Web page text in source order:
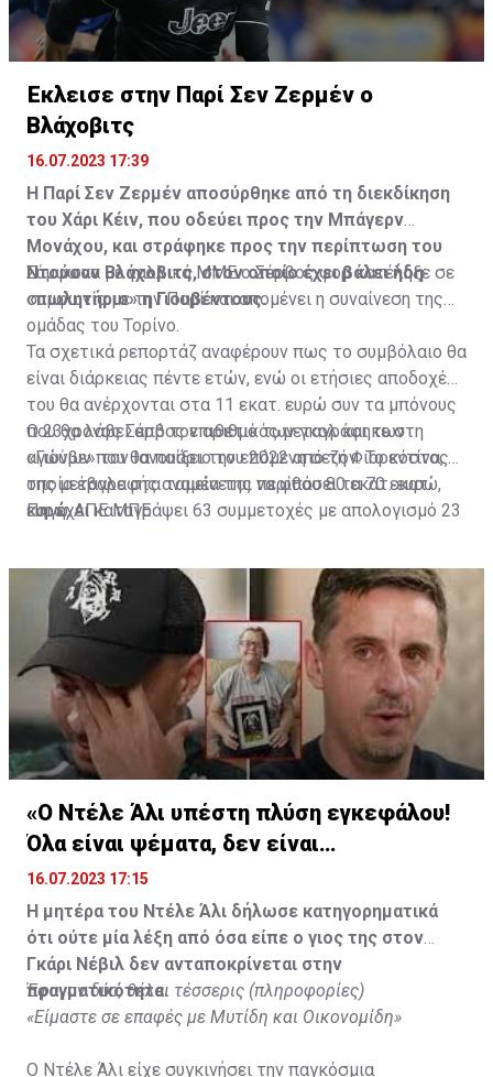
Η δημοσίευση κοινοποιήθηκε από το χρήστη サンフレッチェ
Έκλεισε στην Παρί Σεν Ζερμέν ο
Βλάχοβιτς
16.07.2023 17:39
Η Παρί Σεν Ζερμέν αποσύρθηκε από τη διεκδίκηση
του Χάρι Κέιν, που οδεύει προς την Μπάγερν
Μονάχου, και στράφηκε προς την περίπτωση του
Ντούσαν Βλάχοβιτς, στον οποίο έχει βάλει ήδη
«πωλητήριο» η Γιουβέντους.
Σύμφωνα με γαλλικά ΜΜΕ ο Σέρβος φορ κατέληξε σε
συμφωνία με την Παρί και απομένει η συναίνεση της
ομάδας του Τορίνο.
Τα σχετικά ρεπορτάζ αναφέρουν πως το συμβόλαιο θα
είναι διάρκειας πέντε ετών, ενώ οι ετήσιες αποδοχές
του θα ανέρχονται στα 11 εκατ. ευρώ συν τα μπόνους
που θα λάβει από τον αριθμό των γκολ και των
αγώνων που θα παίξει την επόμενη σεζόν. Το κόστος
της μεταγραφής αναμένεται να φθάσει τα 70 εκατ.
ευρώ.
Ο 23χρονος Σέρβος επιθετικός μεταγράφηκε στη
«Γιούβε» τον Ιανουάριο του 2022 από τη Φιορεντίνα, η
οποία έβαλε στα ταμεία της περίπου 80 εκατ. ευρώ,
και έχει καταγράψει 63 συμμετοχές με απολογισμό 23
Πηγή: ΑΠΕ ΜΠΕ
«Ο Ντέλε Άλι υπέστη πλύση εγκεφάλου!
Όλα είναι ψέματα, δεν είναι
υιοθετημένος»
16.07.2023 17:15
Η μητέρα του Ντέλε Άλι δήλωσε κατηγορηματικά
ότι ούτε μία λέξη από όσα είπε ο γιος της στον
Γκάρι Νέβιλ δεν ανταποκρίνεται στην
πραγματικότητα.
Έφυγαν δύο, θέλει τέσσερις (πληροφορίες)
«Είμαστε σε επαφές με Μυτίδη και Οικονομίδη»
Ο Ντέλε Άλι είχε συγκινήσει την παγκόσμια